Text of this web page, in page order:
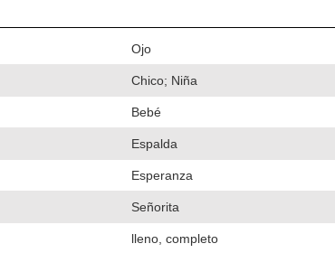
Ojo
Chico; Niña
Bebé
Espalda
Esperanza
Señorita
lleno, completo